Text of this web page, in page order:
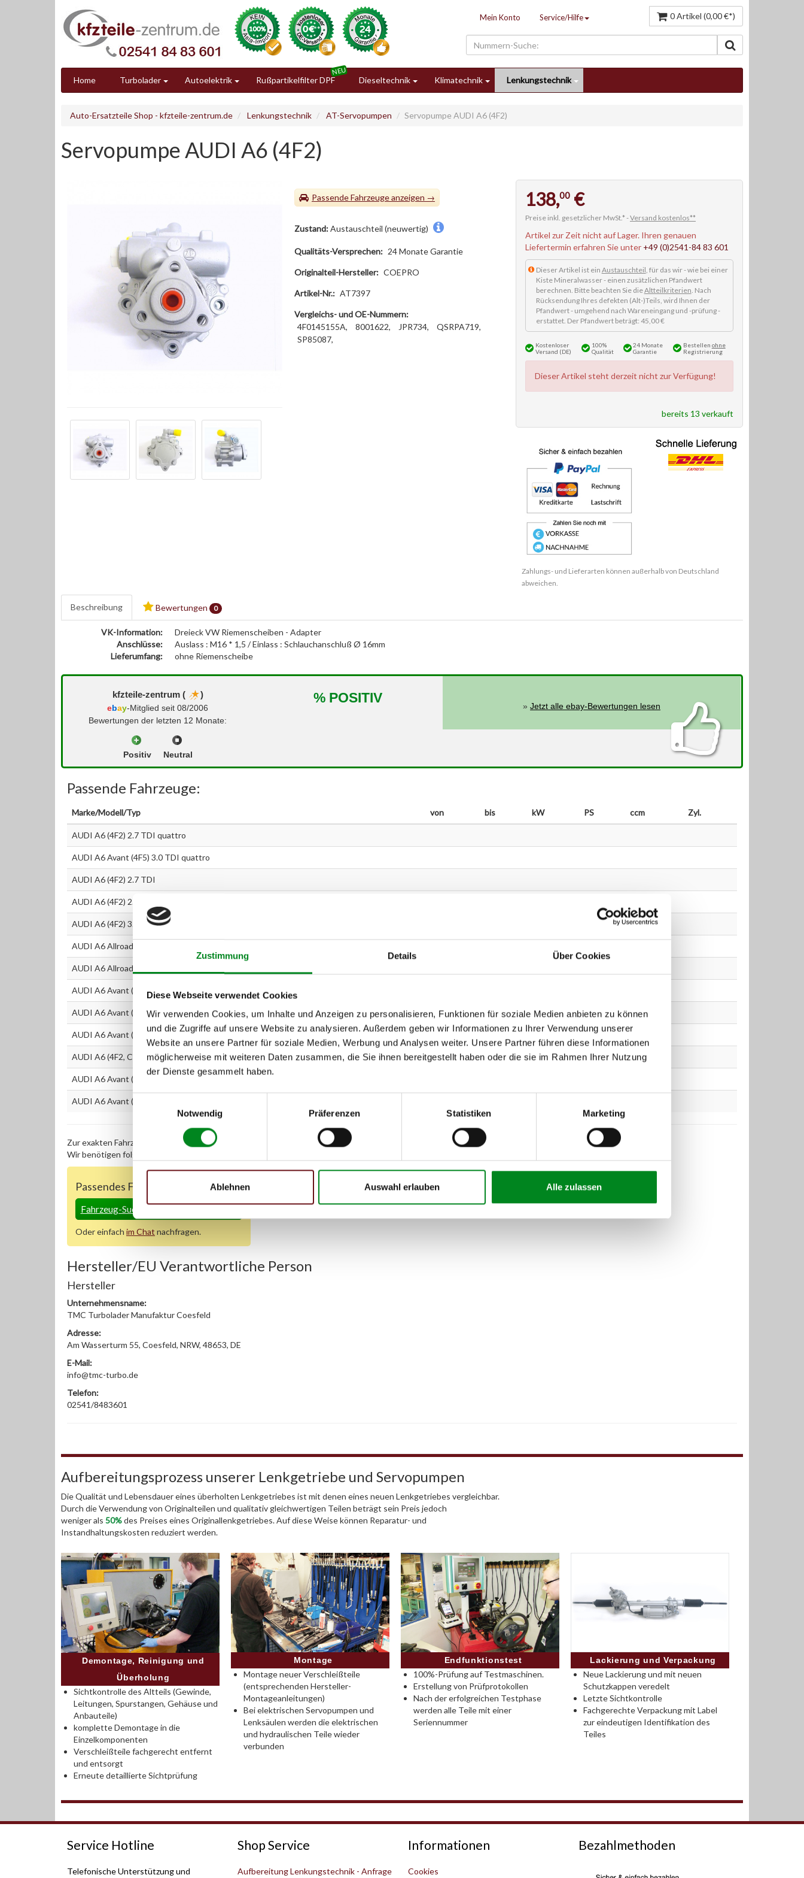
Zustimmung Details Über Cookies
Diese Webseite verwendet Cookies
Wir verwenden Cookies, um Inhalte und Anzeigen zu personalisieren, Funktionen für soziale Medien anbieten zu können
und die Zugriffe auf unsere Website zu analysieren. Außerdem geben wir Informationen zu Ihrer Verwendung unserer
Website an unsere Partner für soziale Medien, Werbung und Analysen weiter. Unsere Partner führen diese Informationen
möglicherweise mit weiteren Daten zusammen, die Sie ihnen bereitgestellt haben oder die sie im Rahmen Ihrer Nutzung
der Dienste gesammelt haben.
Einwilligungsauswahl
Notwendig
Präferenzen Statistiken Marketing
Ablehnen Auswahl erlauben Alle zulassen
Mein Konto Service/Hilfe 0 Artikel (0,00 €*)
Home Turbolader Autoelektrik Rußpartikelfilter DPF Dieseltechnik Klimatechnik Lenkungstechnik
Auto-Ersatzteile Shop - kfzteile-zentrum.de Lenkungstechnik AT-Servopumpen Servopumpe AUDI A6 (4F2)
Servopumpe AUDI A6 (4F2)
Passende Fahrzeuge
Zustand:Austauschteil (neuwertig)
Qualitäts-Versprechen: 24 Monate Garantie
Originalteil-Hersteller: COEPRO
Artikel-Nr.: AT7397
Vergleichs- und OE-Nummern:
4F0145155A,
8001622, JPR734,
QSRPA719,
SP85087,
138,00 €
Preise inkl. gesetzlicher MwSt.* -Versand kostenlos**
Artikel zur Zeit nicht auf Lager. Ihren genauen
Liefertermin erfahren Sie unter +49 (0)2541-84 83 601
Dieser Artikel ist ein Austauschteil, für das wir - wie bei einer
Kiste Mineralwasser - einen zusätzlichen Pfandwert
berechnen. Bitte beachten Sie dieAltteilkriterien. Nach
Rücksendung Ihres defekten (Alt-)Teils, wird Ihnen der
Pfandwert - umgehend nach Wareneingang und -prüfung -
erstattet. Der Pfandwert beträgt: 45,00 €
Kostenloser
Versand (DE)
100%
Qualität
24 Monate
Garantie
Bestellen ohne
Registrierung
Dieser Artikel steht derzeit nicht zur Verfügung!
bereits 13 verkauft
Zahlungs- und Lieferarten können außerhalb von Deutschland
abweichen.
Beschreibung Bewertungen 0
VK-Information:
Dreieck VW Riemenscheiben - Adapter
Anschlüsse:
Auslass : M16 * 1,5 / Einlass : Schlauchanschluß Ø 16mm
Lieferumfang:
ohne Riemenscheibe
kfzteile-zentrum ( )
ebay-Mitglied seit 08/2006
Bewertungen der letzten 12 Monate:
Positiv Neutral
% POSITIV
»Jetzt alle ebay-Bewertungen lesen
Passende Fahrzeuge:
Marke/Modell/Typ von bis kW PS ccm Zyl.
AUDI A6 (4F2) 2.7 TDI quattro
AUDI A6 Avant (4F5) 3.0 TDI quattro
AUDI A6 (4F2) 2.7 TDI
AUDI A6 (4F2) 2.7 TDI quattro
AUDI A6 (4F2) 3.0 TDI quattro
AUDI A6 Allroad (4FH) 2.7 TDI quattro
AUDI A6 Allroad (4FH) 3.0 TDI quattro
AUDI A6 Avant (4F5) 2.7 TDI
AUDI A6 Avant (4F5) 2.7 TDI quattro
AUDI A6 Avant (4F5) 3.0 TDI quattro
AUDI A6 (4F2, C6) 2.7 TDI
AUDI A6 Avant (4F5,C6) 2.7 TDI
AUDI A6 Avant (4F5) 2.7 TDI quattro
Zur exakten Fahrzeug-Identifizierung können Sie auch unseren Support kontaktieren (
, Telefon oder E-Mail).
Wir benötigen folgende Fahrzeugdaten:
Passendes Fahrzeug nicht dabei?
Fahrzeug-Suche für AT-Servopumpen
Oder einfach im Chat nachfragen.
Hersteller/EU Verantwortliche Person
Hersteller
Unternehmensname:
TMC Turbolader Manufaktur Coesfeld
Adresse:
Am Wasserturm 55, Coesfeld, NRW, 48653, DE
E-Mail:
info@tmc-turbo.de
Telefon:
02541/8483601
Aufbereitungsprozess unserer Lenkgetriebe und Servopumpen
Die Qualität und Lebensdauer eines überholten Lenkgetriebes ist mit denen eines neuen Lenkgetriebes vergleichbar.
Durch die Verwendung von Originalteilen und qualitativ gleichwertigen Teilen beträgt sein Preis jedoch
weniger als 50%des Preises eines Originallenkgetriebes. Auf diese Weise können Reparatur- und
Instandhaltungskosten reduziert werden.
Demontage, Reinigung und
Überholung
Sichtkontrolle des Altteils (Gewinde,
Leitungen, Spurstangen, Gehäuse und
Anbauteile)
komplette Demontage in die
Einzelkomponenten
Verschleißteile fachgerecht entfernt
und entsorgt
Erneute detaillierte Sichtprüfung
Montage
Montage neuer Verschleißteile
(entsprechenden Hersteller-
Montageanleitungen)
Bei elektrischen Servopumpen und
Lenksäulen werden die elektrischen
und hydraulischen Teile wieder
verbunden
Endfunktionstest
100%-Prüfung auf Testmaschinen.
Erstellung von Prüfprotokollen
Nach der erfolgreichen Testphase
werden alle Teile mit einer
Seriennummer
Lackierung und Verpackung
Neue Lackierung und mit neuen
Schutzkappen veredelt
Letzte Sichtkontrolle
Fachgerechte Verpackung mit Label
zur eindeutigen Identifikation des
Teiles
Service Hotline
Telefonische Unterstützung und
Shop Service
Aufbereitung Lenkungstechnik - Anfrage
Informationen
Cookies
Bezahlmethoden